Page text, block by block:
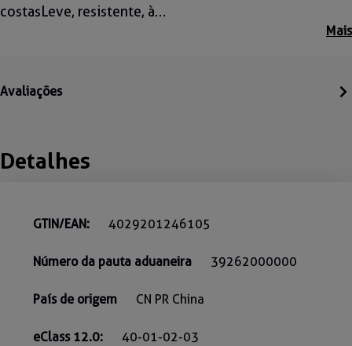
costasLeve, resistente, à…
Mais
Avaliações
Detalhes
GTIN/EAN: 4029201246105
Número da pauta aduaneira 39262000000
País de origem CN PR China
eClass 12.0: 40-01-02-03